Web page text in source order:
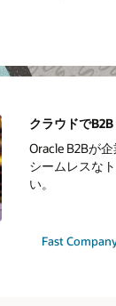
クラウドで
Oracle B2Bが
シームレスな
い。
Fast